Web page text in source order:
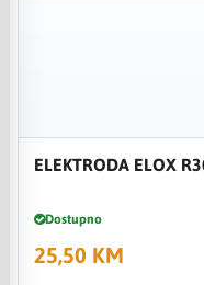
ELEKTRODA ELOX
Dostupno
25,50 KM